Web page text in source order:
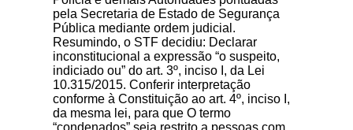
pela Secretaria de Estado de Segurança
Pública mediante ordem judicial.
Resumindo, o STF decidiu: Declarar
inconstitucional a expressão “o suspeito,
indiciado ou” do art. 3º, inciso I, da Lei
10.315/2015. Conferir interpretação
conforme à Constituição ao art. 4º, inciso I,
da mesma lei, para que O termo
“condenados” seja restrito a pessoas com